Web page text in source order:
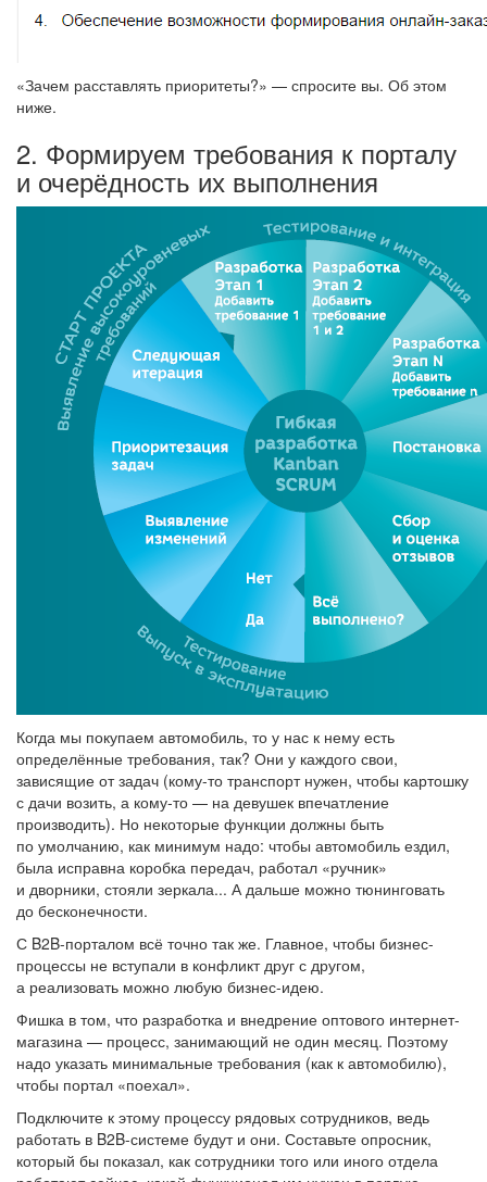
«Зачем расставлять приоритеты?» — спросите вы. Об этом
ниже.
2. Формируем требования к порталу
и очерёдность их выполнения
Когда мы покупаем автомобиль, то у нас к нему есть
определённые требования, так? Они у каждого свои,
зависящие от задач (кому-то транспорт нужен, чтобы картошку
с дачи возить, а кому-то — на девушек впечатление
производить). Но некоторые функции должны быть
по умолчанию, как минимум надо: чтобы автомобиль ездил,
была исправна коробка передач, работал «ручник»
и дворники, стояли зеркала... А дальше можно тюнинговать
до бесконечности.
С B2B-порталом всё точно так же. Главное, чтобы бизнес-
процессы не вступали в конфликт друг с другом,
а реализовать можно любую бизнес-идею.
Фишка в том, что разработка и внедрение оптового интернет-
магазина — процесс, занимающий не один месяц. Поэтому
надо указать минимальные требования (как к автомобилю),
чтобы портал «поехал».
Подключите к этому процессу рядовых сотрудников, ведь
работать в B2B-системе будут и они. Составьте опросник,
который бы показал, как сотрудники того или иного отдела